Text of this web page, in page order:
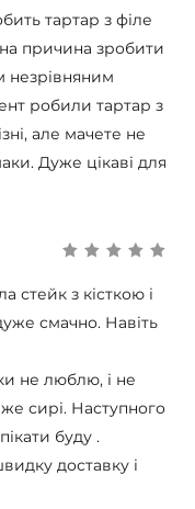
тартар з філе
причина зробити
незрівняним
робили тартар з
але мачете не
Дуже цікаві для
5
стейк з кісткою і
смачно. Навіть
не люблю, і не
сирі. Наступного
буду .
доставку і